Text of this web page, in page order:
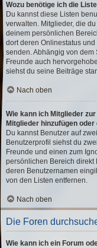
Wozu benötige ich die
Du kannst diese Listen
verwalten. Mitglieder, die
deinem persönlichen
dort deren Onlinestatus
senden. Abhängig von
Freunde auch
siehst du seine Beiträge
Nach oben
Wie kann ich Mitglieder
Mitglieder hinzufügen
Du kannst Benutzer auf
Benutzerprofil siehst du
Freunde und einen zum
persönlichen Bereich direkt
deren Benutzernamen
von den Listen entfernen.
Nach oben
Die Foren
Wie kann ich ein Forum